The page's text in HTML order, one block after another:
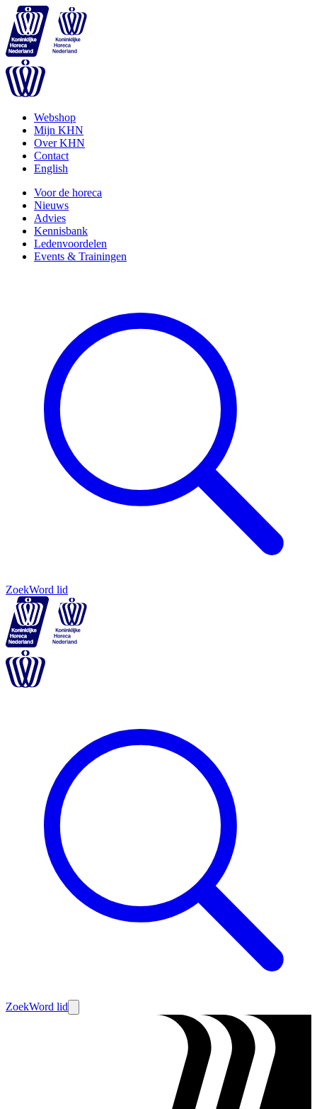
Webshop
Mijn KHN
Over KHN
Contact
English
Voor de horeca
Nieuws
Advies
Kennisbank
Ledenvoordelen
Events & Trainingen
ZoekWord lid
ZoekWord lid